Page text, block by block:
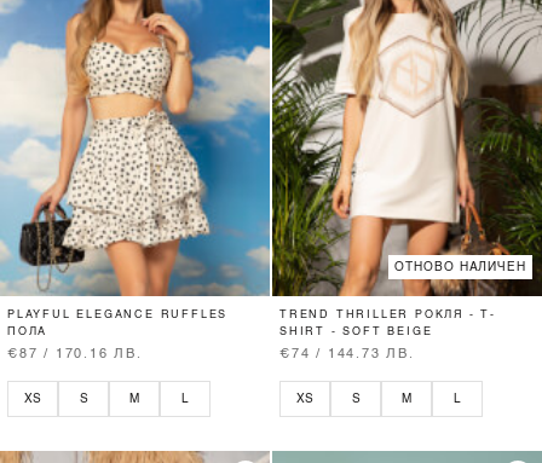
PLAYFUL ELEGANCE RUFFLES
ПОЛА
€87 / 170.16 ЛВ.
XS S M L
ОТНОВО НАЛИЧЕН
TREND THRILLER РОКЛЯ - T-
SHIRT - SOFT BEIGE
€74 / 144.73 ЛВ.
XS S M L